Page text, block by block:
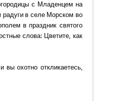
с Младенцем на
радуги в селе Морском во
в праздник святого
слова: Цветите, как
охотно откликаетесь,